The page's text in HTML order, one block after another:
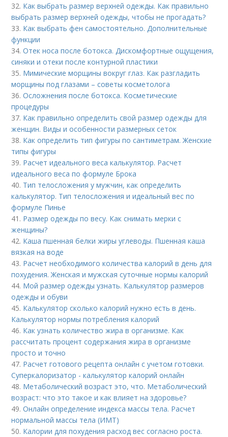
32. Как выбрать размер верхней одежды. Как правильно
выбрать размер верхней одежды, чтобы не прогадать?
33. Как выбрать фен самостоятельно. Дополнительные
функции
34.Отек носа после ботокса. Дискомфортные ощущения,
синяки и отеки после контурной пластики
35. Мимические морщины вокруг глаз. Как разгладить
морщины под глазами – советы косметолога
36.Осложнения после ботокса. Косметические
процедуры
37. Как правильно определить свой размер одежды для
женщин. Виды и особенности размерных сеток
38. Как определить тип фигуры по сантиметрам. Женские
типы фигуры
39. Расчет идеального веса калькулятор. Расчет
идеального веса по формуле Брока
40. Тип телосложения у мужчин, как определить
калькулятор. Тип телосложения и идеальный вес по
формуле Пинье
41. Размер одежды по весу. Как снимать мерки с
женщины?
42. Каша пшенная белки жиры углеводы. Пшенная каша
вязкая на воде
43. Расчет необходимого количества калорий в день для
похудения. Женская и мужская суточные нормы калорий
44. Мой размер одежды узнать. Калькулятор размеров
одежды и обуви
45. Калькулятор сколько калорий нужно есть в день.
Калькулятор нормы потребления калорий
46. Как узнать количество жира в организме. Как
рассчитать процент содержания жира в организме
просто и точно
47. Расчет готового рецепта онлайн с учетом готовки.
Суперкалоризатор - калькулятор калорий онлайн
48. Метаболический возраст это, что. Метаболический
возраст: что это такое и как влияет на здоровье?
49.Онлайн определение индекса массы тела. Расчет
нормальной массы тела (ИМТ)
50. Калории для похудения расход вес согласно роста.